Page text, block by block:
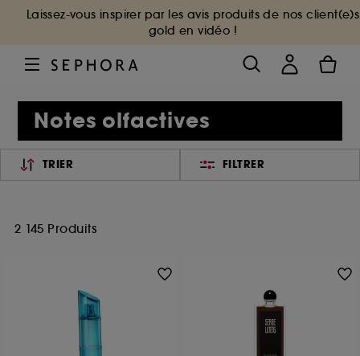
Laissez-vous inspirer par les avis produits de nos client(e)s
gold en vidéo !
Notes olfactives
TRIER FILTRER
2 145 Produits